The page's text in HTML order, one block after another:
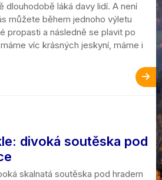
dlouhodobě láká davy lidí. A není
můžete během jednoho výletu
propasti a následně se plavit po
víc krásných jeskyní, máme i
divoká soutěska pod
skalnatá soutěska pod hradem